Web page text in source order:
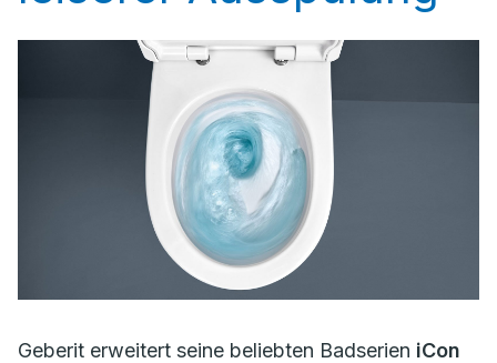
Geberit erweitert seine beliebten Badserien iCon